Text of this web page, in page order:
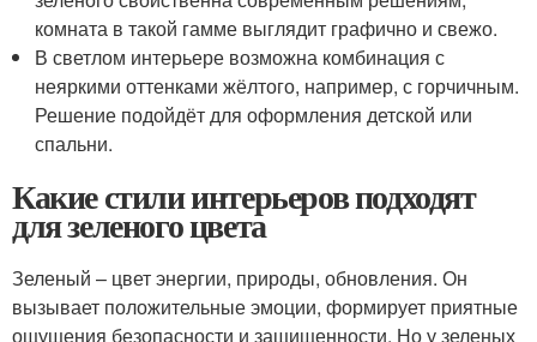
комната в такой гамме выглядит графично и свежо.
В светлом интерьере возможна комбинация с
неяркими оттенками жёлтого, например, с горчичным.
Решение подойдёт для оформления детской или
спальни.
Какие стили интерьеров подходят
для зеленого цвета
Зеленый – цвет энергии, природы, обновления. Он
вызывает положительные эмоции, формирует приятные
ощущения безопасности и защищенности. Но у зеленых